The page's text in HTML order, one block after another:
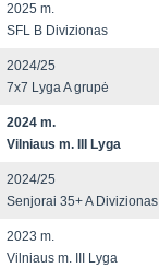
2025 m.
SFL B Divizionas
2024/25
7x7 Lyga A grupė
2024 m.
Vilniaus m. III Lyga
2024/25
Senjorai 35+ A Divizionas
2023 m.
Vilniaus m. III Lyga